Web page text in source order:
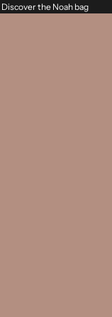
Discover the Noah bag